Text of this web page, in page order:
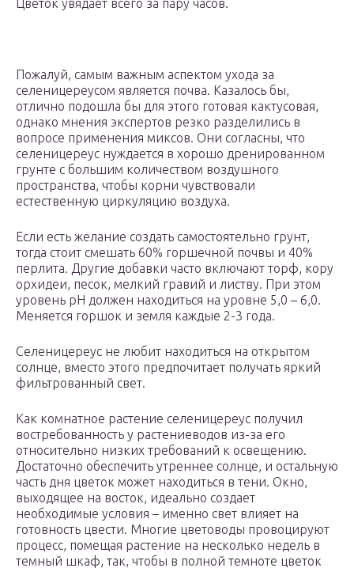
Цветок увядает всего за пару часов.
Пожалуй, самым важным аспектом ухода за
селеницереусом является почва. Казалось бы,
отлично подошла бы для этого готовая кактусовая,
однако мнения экспертов резко разделились в
вопросе применения миксов. Они согласны, что
селеницереус нуждается в хорошо дренированном
грунте с большим количеством воздушного
пространства, чтобы корни чувствовали
естественную циркуляцию воздуха.
Если есть желание создать самостоятельно грунт,
тогда стоит смешать 60% горшечной почвы и 40%
перлита. Другие добавки часто включают торф, кору
орхидеи, песок, мелкий гравий и листву. При этом
уровень рН должен находиться на уровне 5,0 – 6,0.
Меняется горшок и земля каждые 2-3 года.
Селеницереус не любит находиться на открытом
солнце, вместо этого предпочитает получать яркий
фильтрованный свет.
Как комнатное растение селеницереус получил
востребованность у растениеводов из-за его
относительно низких требований к освещению.
Достаточно обеспечить утреннее солнце, и остальную
часть дня цветок может находиться в тени. Окно,
выходящее на восток, идеально создает
необходимые условия – именно свет влияет на
готовность цвести. Многие цветоводы провоцируют
процесс, помещая растение на несколько недель в
темный шкаф, так, чтобы в полной темноте цветок